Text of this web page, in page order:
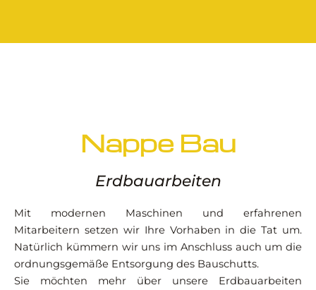
Nappe Bau
Erdbauarbeiten
Mit modernen Maschinen und erfahrenen
Mitarbeitern setzen wir Ihre Vorhaben in die Tat um.
Natürlich kümmern wir uns im Anschluss auch um die
ordnungsgemäße Entsorgung des Bauschutts.
Sie möchten mehr über unsere Erdbauarbeiten